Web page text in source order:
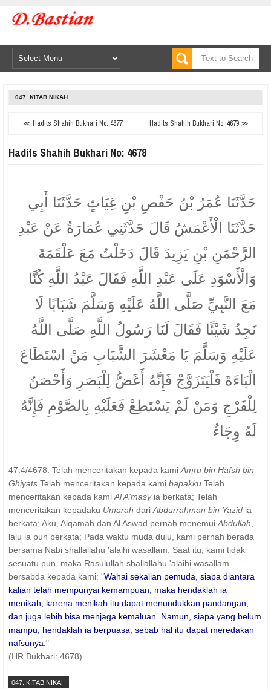
047. KITAB NIKAH
≪ Hadits Shahih Bukhari No: 4677 Hadits Shahih Bukhari No: 4679 ≫
Hadits Shahih Bukhari No: 4678
حَدَّثَنَا عُمَرُ بْنُ حَفْصِ بْنِ غِيَاثٍ حَدَّثَنَا أَبِي
حَدَّثَنَا الْأَعْمَشُ قَالَ حَدَّثَنِي عُمَارَةُ عَنْ عَبْدِ
الرَّحْمَنِ بْنِ يَزِيدَ قَالَ دَخَلْتُ مَعَ عَلْقَمَةَ
وَالْأَسْوَدِ عَلَى عَبْدِ اللَّهِ فَقَالَ عَبْدُ اللَّهِ كُنَّا
مَعَ النَّبِيِّ صَلَّى اللَّهُ عَلَيْهِ وَسَلَّمَ شَبَابًا لَا
نَجِدُ شَيْئًا فَقَالَ لَنَا رَسُولُ اللَّهِ صَلَّى اللَّهُ
عَلَيْهِ وَسَلَّمَ يَا مَعْشَرَ الشَّبَابِ مَنْ اسْتَطَاعَ
الْبَاءَةَ فَلْيَتَزَوَّجْ فَإِنَّهُ أَغَضُّ لِلْبَصَرِ وَأَحْصَنُ
لِلْفَرْجِ وَمَنْ لَمْ يَسْتَطِعْ فَعَلَيْهِ بِالصَّوْمِ فَإِنَّهُ
لَهُ وِجَاءٌ
47.4/4678. Telah menceritakan kepada kami Amru bin Hafsh bin
Ghiyats Telah menceritakan kepada kami bapakku Telah
menceritakan kepada kami Al A'masyia berkata; Telah
menceritakan kepadaku Umarah dari Abdurrahman bin Yazid ia
berkata; Aku, Alqamah dan Al Aswad pernah menemui Abdullah
lalu ia pun berkata; Pada waktu muda dulu, kami pernah berada
bersama Nabi shallallahu 'alaihi wasallam. Saat itu, kami tidak
sesuatu pun, maka Rasulullah shallallahu 'alaihi wasallam
bersabda kepada kami: "Wahai sekalian pemuda, siapa diantara
kalian telah mempunyai kemampuan, maka hendaklah ia
menikah, karena menikah itu dapat menundukkan pandangan,
dan juga lebih bisa menjaga kemaluan. Namun, siapa yang belum
mampu, hendaklah ia berpuasa, sebab hal itu dapat meredakan
nafsunya. "
(HR Bukhari: 4678)
047. KITAB NIKAH